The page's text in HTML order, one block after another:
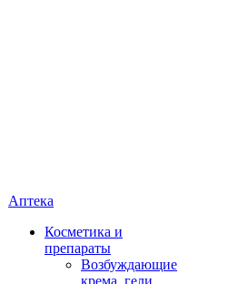
Аптека
Косметика и
препараты
Возбуждающие
крема, гели